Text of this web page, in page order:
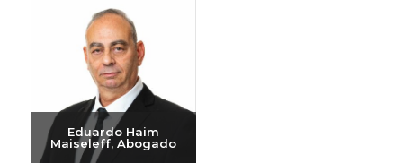
Enviar e-mail
+972-3-6093609
Eduardo Haim
Maiseleff, Abogado